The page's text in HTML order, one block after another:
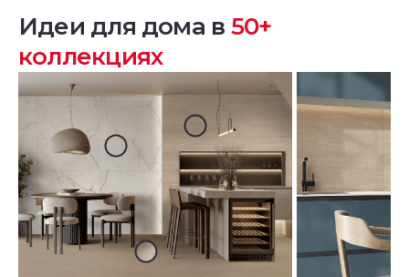
Идеи для дома в 50+
коллекциях